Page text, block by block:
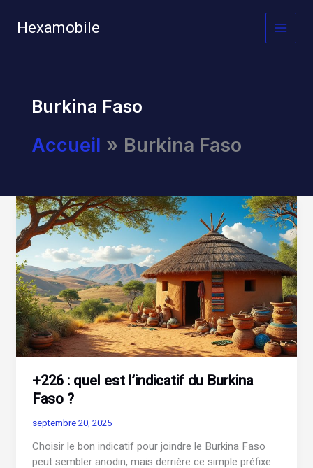
contenuHexamobile
Burkina Faso
Accueil Burkina Faso
+226 : quel est l’indicatif du Burkina
Faso ?
septembre 20, 2025
Choisir le bon indicatif pour joindre le Burkina Faso
peut sembler anodin, mais derrière ce simple préfixe